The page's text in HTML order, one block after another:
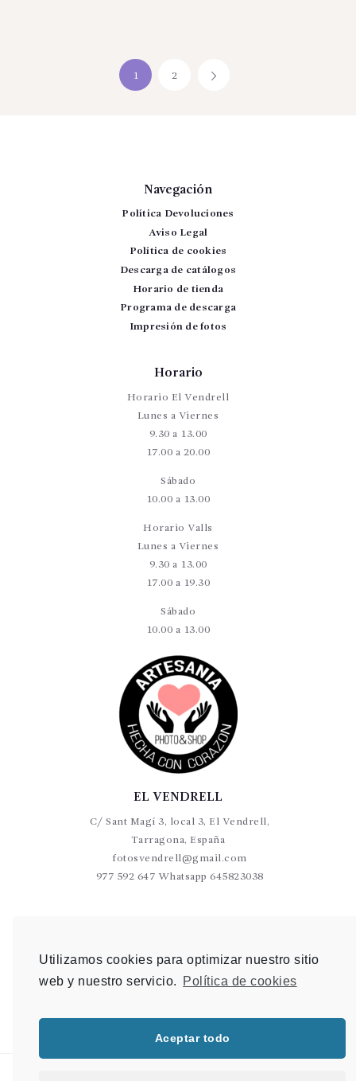
Utilizamos cookies para optimizar nuestro sitio
web y nuestro servicio.
Política de cookies
Aceptar todo
1 2
Navegación
Política Devoluciones
Aviso Legal
Política de cookies
Descarga de catálogos
Horario de tienda
Programa de descarga
Impresión de fotos
Horario
Horario El Vendrell
Lunes a Viernes
9.30 a 13.00
17.00 a 20.00
Sábado
10.00 a 13.00
Horario Valls
Lunes a Viernes
9.30 a 13.00
17.00 a 19.30
Sábado
10.00 a 13.00
EL VENDRELL
C/ Sant Magí 3, local 3, El Vendrell,
Tarragona, España
fotosvendrell@gmail.com
977 592 647 Whatsapp 645823038
photovalls@gmail.com
977 600 904 Whatsapp 648 907 489